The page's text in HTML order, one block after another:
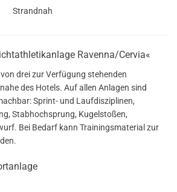
Strandnah
Ravenna/Cervia«
drei zur Verfügung stehenden
des Hotels. Auf allen Anlagen sind
Sprint- und Laufdisziplinen,
Stabhochsprung, Kugelstoßen,
Bei Bedarf kann Trainingsmaterial zur